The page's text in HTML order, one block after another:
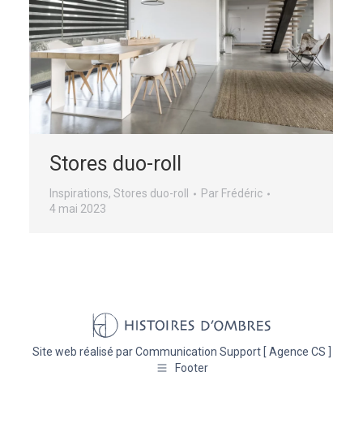
Stores duo-roll
Inspirations, Stores duo-roll Par Frédéric
4 mai 2023
Site web réalisé parCommunication Support [ Agence CS ]
Footer